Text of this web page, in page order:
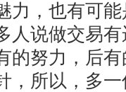
力，也有可
人说做交易
的努力，后
，所以，多